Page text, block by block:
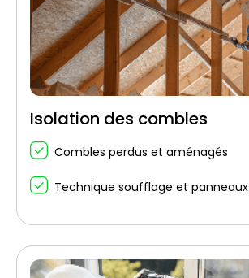
Isolation des combles
Combles perdus et aménagés
Technique soufflage et panneaux